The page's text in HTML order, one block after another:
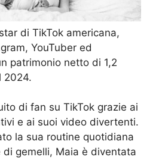
di TikTok americana,
YouTuber ed
patrimonio netto di 1,2
2024.
di fan su TikTok grazie ai
e ai suoi video divertenti.
la sua routine quotidiana
di gemelli, Maia è diventata